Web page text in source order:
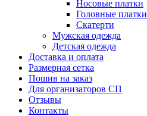
Носовые платки
Головные платки
Скатерти
Мужская одежда
Детская одежда
Доставка и оплата
Размерная сетка
Пошив на заказ
Для организаторов СП
Отзывы
Контакты